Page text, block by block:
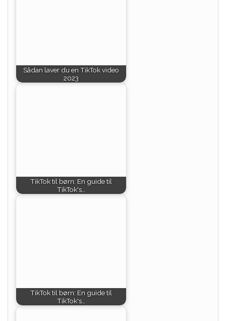
Sådan laver du en TikTok video
2023
TikTok til børn: En guide til
TikTok's…
TikTok til børn: En guide til
TikTok's…